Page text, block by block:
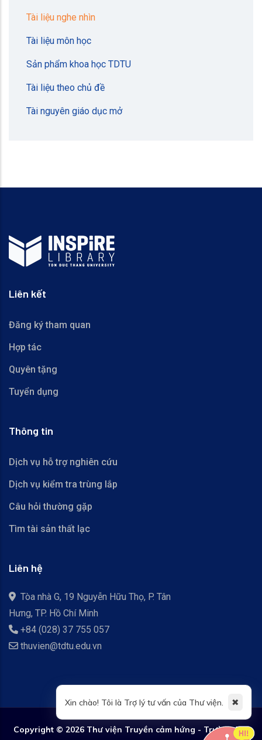
Tài liệu nghe nhìn
Tài liệu môn học
Sản phẩm khoa học TDTU
Tài liệu theo chủ đề
Tài nguyên giáo dục mở
Liên kết
Đăng ký tham quan
Hợp tác
Quyên tặng
Tuyển dụng
Thông tin
Dịch vụ hỗ trợ nghiên cứu
Dịch vụ kiểm tra trùng lắp
Câu hỏi thường gặp
Tìm tài sản thất lạc
Liên hệ
Tòa nhà G, 19 Nguyễn Hữu Thọ, P. Tân
Hưng, TP. Hồ Chí Minh
+84 (028) 37 755 057
thuvien@tdtu.edu.vn
Xin chào! Tôi là Trợ lý tư vấn của Thư viện. ✖
Copyright © 2026 Thư viện Truyền cảm hứng - Trường Đại